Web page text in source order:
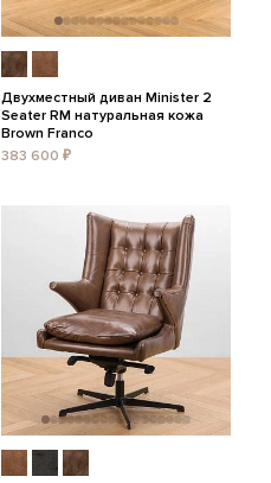
Двухместный диван Minister 2
Seater RM натуральная кожа
Brown Franco
383 600 ₽